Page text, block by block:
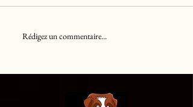
Chiots Berger Américain
Rédigez un commentaire...